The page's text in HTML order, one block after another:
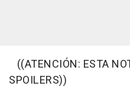
((ATENCIÓN: ESTA
SPOILERS))